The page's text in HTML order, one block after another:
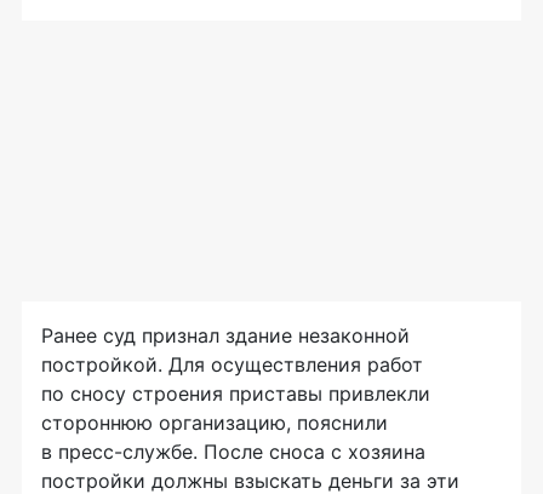
Ранее суд признал здание незаконной
постройкой. Для осуществления работ
по сносу строения приставы привлекли
стороннюю организацию, пояснили
в пресс-службе. После сноса с хозяина
постройки должны взыскать деньги за эти